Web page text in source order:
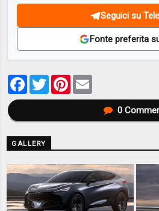
Seguici su
Fonte preferita
Facebook
TwitterPinterest
0
GALLERY